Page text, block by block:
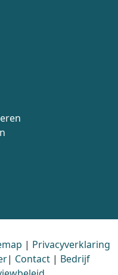
| Privacyverklaring
| Contact| Bedrijf